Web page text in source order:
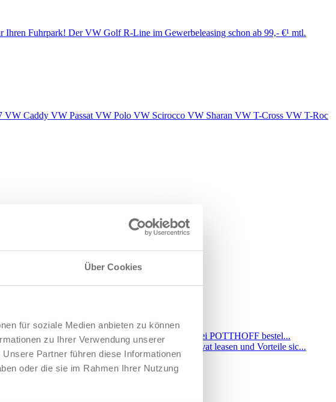
Über Cookies
für soziale Medien anbieten zu können
zu Ihrer Verwendung unserer
Partner führen diese Informationen
oder die sie im Rahmen Ihrer Nutzung
VW Caddy VW PassatVW Polo VW Scirocco VW Sharan VW T-Cross VW T-Roc